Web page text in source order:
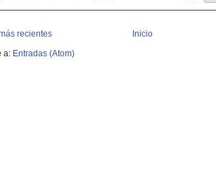
recientes
Inicio
a: Entradas (Atom)